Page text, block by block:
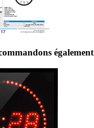
également